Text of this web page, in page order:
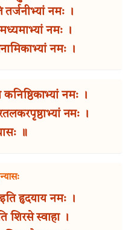
तर्जनीभ्यां नमः ।
मध्यमाभ्यां नमः ।
नमः ।
कनिष्ठिकाभ्यां नमः ।
नमः ।
॥
इति हृदयाय नमः ।
शिरसे स्वाहा ।